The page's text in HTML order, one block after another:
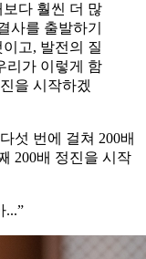
다 훨씬 더 많
사를 출발하기
고, 발전의 질
리가 이렇게 함
을 시작하겠
섯 번에 걸쳐 200배
200배 정진을 시작
...”